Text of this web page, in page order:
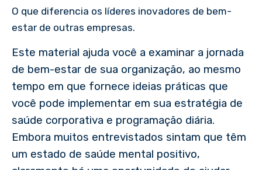
O que diferencia os líderes inovadores de bem-
estar de outras empresas.
Este material ajuda você a examinar a jornada
de bem-estar de sua organização, ao mesmo
tempo em que fornece ideias práticas que
você pode implementar em sua estratégia de
saúde corporativa e programação diária.
Embora muitos entrevistados sintam que têm
um estado de saúde mental positivo,